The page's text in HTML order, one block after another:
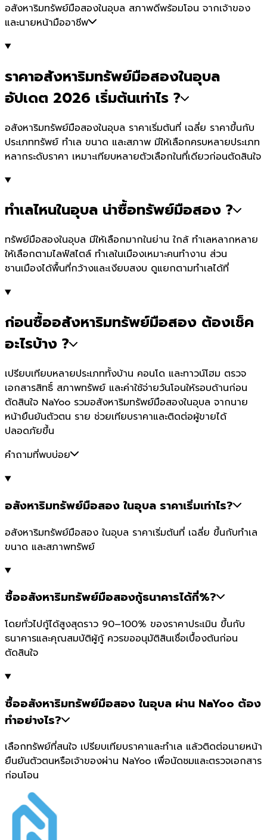
อสังหาริมทรัพย์มือสองในอุบล สภาพดีพร้อมโอน จากเจ้าของ
และนายหน้ามืออาชีพ
ราคาอสังหาริมทรัพย์มือสองในอุบล
อัปเดต 2026 เริ่มต้นเท่าไร ?
อสังหาริมทรัพย์มือสองในอุบล ราคาเริ่มต้นที่ เฉลี่ย ราคาขึ้นกับ
ประเภททรัพย์ ทำเล ขนาด และสภาพ มีให้เลือกครบหลายประเภท
หลากระดับราคา เหมาะเทียบหลายตัวเลือกในที่เดียวก่อนตัดสินใจ
ทำเลไหนในอุบล น่าซื้อทรัพย์มือสอง ?
ทรัพย์มือสองในอุบล มีให้เลือกมากในย่าน ใกล้ ทำเลหลากหลาย
ให้เลือกตามไลฟ์สไตล์ ทำเลในเมืองเหมาะคนทำงาน ส่วน
ชานเมืองได้พื้นที่กว้างและเงียบสงบ ดูแยกตามทำเลได้ที่
ก่อนซื้ออสังหาริมทรัพย์มือสอง ต้องเช็ค
อะไรบ้าง ?
เปรียบเทียบหลายประเภททั้งบ้าน คอนโด และทาวน์โฮม ตรวจ
เอกสารสิทธิ์ สภาพทรัพย์ และค่าใช้จ่ายวันโอนให้รอบด้านก่อน
ตัดสินใจ NaYoo รวมอสังหาริมทรัพย์มือสองในอุบล จากนาย
หน้ายืนยันตัวตน ราย ช่วยเทียบราคาและติดต่อผู้ขายได้
ปลอดภัยขึ้น
คำถามที่พบบ่อย
อสังหาริมทรัพย์มือสอง ในอุบล ราคาเริ่มเท่าไร?
อสังหาริมทรัพย์มือสอง ในอุบล ราคาเริ่มต้นที่ เฉลี่ย ขึ้นกับทำเล
ขนาด และสภาพทรัพย์
ซื้ออสังหาริมทรัพย์มือสองกู้ธนาคารได้กี่%?
โดยทั่วไปกู้ได้สูงสุดราว 90–100% ของราคาประเมิน ขึ้นกับ
ธนาคารและคุณสมบัติผู้กู้ ควรขออนุมัติสินเชื่อเบื้องต้นก่อน
ตัดสินใจ
ซื้ออสังหาริมทรัพย์มือสอง ในอุบล ผ่าน NaYoo ต้อง
ทำอย่างไร?
เลือกทรัพย์ที่สนใจ เปรียบเทียบราคาและทำเล แล้วติดต่อนายหน้า
ยืนยันตัวตนหรือเจ้าของผ่าน NaYoo เพื่อนัดชมและตรวจเอกสาร
ก่อนโอน